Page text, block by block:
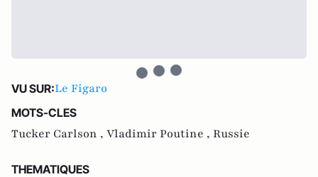
VU SUR:Le Figaro
MOTS-CLES
Tucker Carlson , Vladimir Poutine , Russie
THEMATIQUES